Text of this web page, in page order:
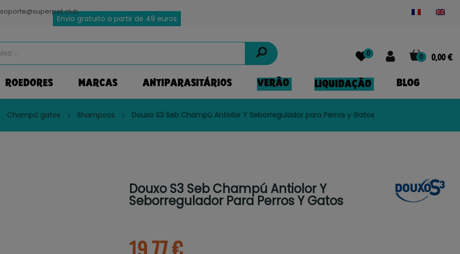
soporte@superpet.club
Envio gratuito a partir de 49 euros
0 0,00 €
0
ROEDORES MARCAS ANTIPARASITÁRIOS VERÃO LIQUIDAÇÃO BLOG
Champô gatos Shampoos Douxo S3 Seb Champú Antiolor Y Seborregulador para Perros y Gatos
Douxo S3 Seb Champú Antiolor Y
Seborregulador Para Perros Y Gatos